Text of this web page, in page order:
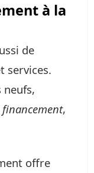
à la
de
services.
neufs,
,
offre